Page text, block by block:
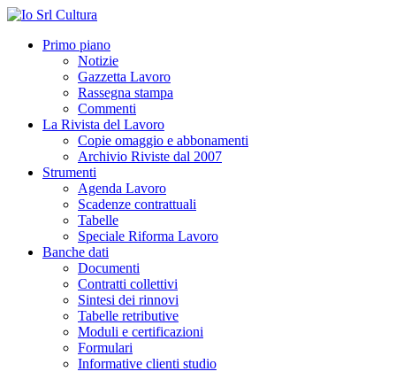
Primo piano
Notizie
Gazzetta Lavoro
Rassegna stampa
Commenti
La Rivista del Lavoro
Copie omaggio e abbonamenti
Archivio Riviste dal 2007
Strumenti
Agenda Lavoro
Scadenze contrattuali
Tabelle
Speciale Riforma Lavoro
Banche dati
Documenti
Contratti collettivi
Sintesi dei rinnovi
Tabelle retributive
Moduli e certificazioni
Formulari
Informative clienti studio